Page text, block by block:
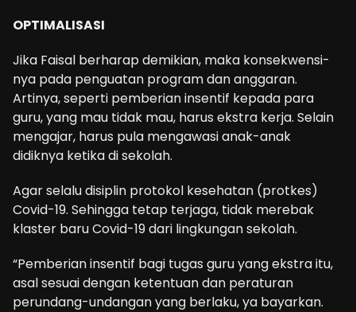
OPTIMALISASI
Jika Faisal berharap demikian, maka konsekwensi-
nya pada penguatan program dan anggaran.
Artinya, seperti pemberian insentif kepada para
guru, yang mau tidak mau, harus ekstra kerja. Selain
mengajar, harus pula mengawasi anak-anak
didiknya ketika di sekolah.
Agar selalu disiplin protokol kesehatan (protkes)
Covid-19. Sehingga tetap terjaga, tidak merebak
klaster baru Covid-19 dari lingkungan sekolah.
“Pemberian insentif bagi tugas guru yang ekstra itu,
asal sesuai dengan ketentuan dan peraturan
perundang-undangan yang berlaku, ya bayarkan.